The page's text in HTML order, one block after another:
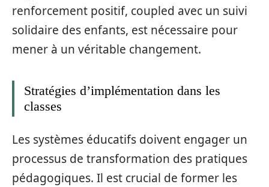
renforcement positif, coupled avec un suivi
solidaire des enfants, est nécessaire pour
mener à un véritable changement.
Stratégies d’implémentation dans les
classes
Les systèmes éducatifs doivent engager un
processus de transformation des pratiques
pédagogiques. Il est crucial de former les